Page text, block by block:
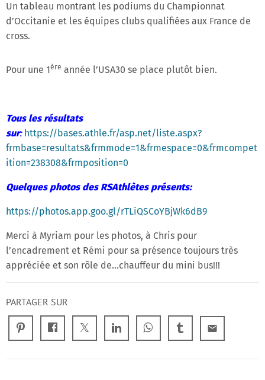
Un tableau montrant les podiums du Championnat
d’Occitanie et les équipes clubs qualifiées aux France de
cross.
Pour une 1ère année l’USA30 se place plutôt bien.
Tous les résultats
sur: https://bases.athle.fr/asp.net/liste.aspx?
frmbase=resultats&frmmode=1&frmespace=0&frmcompet
ition=238308&frmposition=0
Quelques photos des RSAthlètes présents:
https://photos.app.goo.gl/rTLiQSCoYBjWk6dB9
Merci à Myriam pour les photos, à Chris pour
l’encadrement et Rémi pour sa présence toujours très
appréciée et son rôle de…chauffeur du mini bus!!!
PARTAGER SUR
email